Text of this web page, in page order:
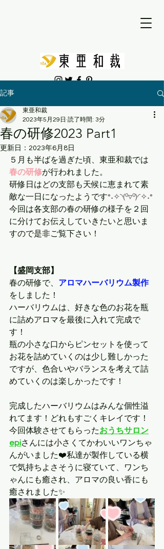
記事
春の研修2023 Part1
東亜和裁
2023年5月29日 読了時間: 3分
更新日： 2023年6月8日
５月も半ばを過ぎた頃、東亜和裁では
春の研修が行われました。
研修日はどの支部も天候に恵まれて素
敵な一日になったようです°˖✧◝(⁰▿⁰)◜✧˖°
今回は各支部の春の研修の様子を２回
に分けてお伝えしていきたいと思いま
すので是非ご覧下さい！
【盛岡支部】
春の研修で、 アロマハーバリウム製作
をしました！
ハーバリウムは、好きな色のお花を瓶
に詰めアロマを最後に入れて完成で
す！
瓶の小さな口からピンセットを使って
お花を詰めていくのは少し難しかった
ですが、色合いやバランスを考えて詰
めていくのは楽しかったです！
完成したハーバリウムはみんな個性溢
れてます！どれもすごくキレイです！
今回体験させてもらったおうちサロン
epiさんには小さくてかわいいワンちゃ
んがいました❤️私達が製作している横
で気持ちよさそうに寝ていて、ワンち
ゃんにも癒され、アロマの良い香にも
癒されました✨